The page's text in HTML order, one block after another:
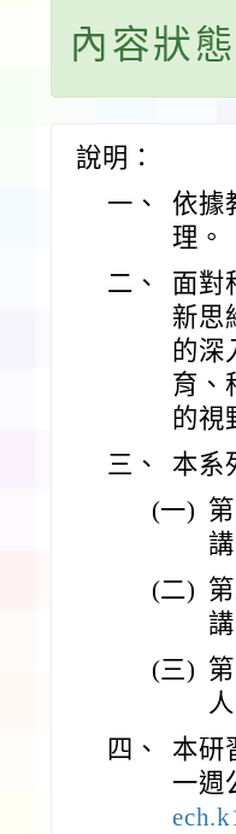
內容狀
說明：
一、
依據
理。
二、
面對
新思
的深
育、
的視
三、
本系
(一)
(二)
(三)
四、
本研
一週